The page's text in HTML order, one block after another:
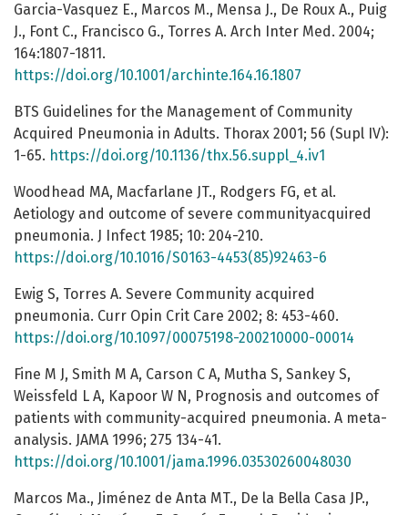
Garcia-Vasquez E., Marcos M., Mensa J., De Roux A., Puig
J., Font C., Francisco G., Torres A. Arch Inter Med. 2004;
164:1807-1811.
https://doi.org/10.1001/archinte.164.16.1807
BTS Guidelines for the Management of Community
Acquired Pneumonia in Adults. Thorax 2001; 56 (Supl IV):
1-65. https://doi.org/10.1136/thx.56.suppl_4.iv1
Woodhead MA, Macfarlane JT., Rodgers FG, et al.
Aetiology and outcome of severe communityacquired
pneumonia. J Infect 1985; 10: 204-210.
https://doi.org/10.1016/S0163-4453(85)92463-6
Ewig S, Torres A. Severe Community acquired
pneumonia. Curr Opin Crit Care 2002; 8: 453-460.
https://doi.org/10.1097/00075198-200210000-00014
Fine M J, Smith M A, Carson C A, Mutha S, Sankey S,
Weissfeld L A, Kapoor W N, Prognosis and outcomes of
patients with community-acquired pneumonia. A meta-
analysis. JAMA 1996; 275 134-41.
https://doi.org/10.1001/jama.1996.03530260048030
Marcos Ma., Jiménez de Anta MT., De la Bella Casa JP.,